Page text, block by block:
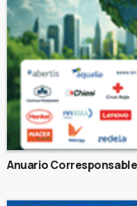
Anuario